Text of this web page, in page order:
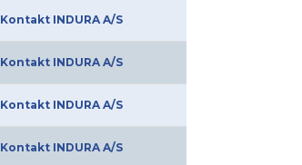
Kontakt INDURA A/S
Kontakt INDURA A/S
Kontakt INDURA A/S
Kontakt INDURA A/S